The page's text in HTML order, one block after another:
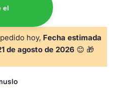
para invitados
el
hoy, Fecha estimada
de agosto de 2026 😊 🎁